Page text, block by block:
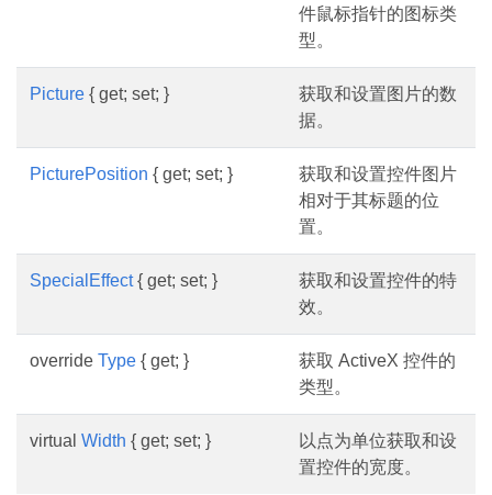
件鼠标指针的图标类
型。
Picture { get; set; }
获取和设置图片的数
据。
PicturePosition { get; set; }
获取和设置控件图片
相对于其标题的位
置。
SpecialEffect{ get; set; }
获取和设置控件的特
效。
override Type { get; }
获取 ActiveX 控件的
类型。
virtual Width { get; set; }
以点为单位获取和设
置控件的宽度。